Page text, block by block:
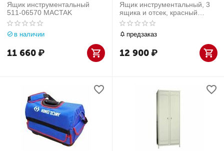
Ящик инструментальный
511-06570 MACTAK
в наличии
11 660₽
Ящик инструментальный, 3
ящика и отсек, красный
87401-3
предзаказ
12 900₽